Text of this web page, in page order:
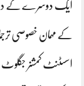
ایک دوسرے کے
کے مہمان خصوصی
اسسٹنٹ کمشنر